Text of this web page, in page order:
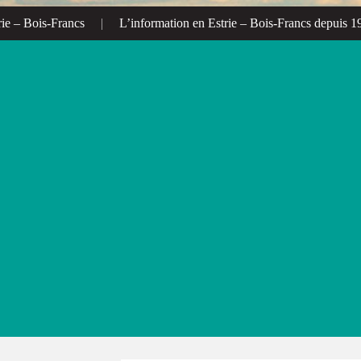
Francs | L’information en Estrie – Bois-Francs depuis 1972